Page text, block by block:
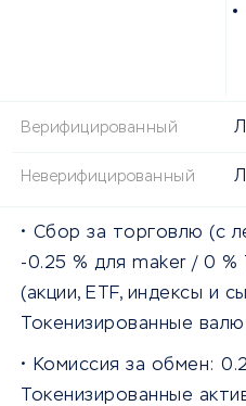
Верифицированный
Неверифицированный
Сбор за торговлю (с
-0.25 % для maker / 0 %
(акции, ETF, индексы и
Токенизированные
Комиссия за обмен: 0.2
Токенизированные